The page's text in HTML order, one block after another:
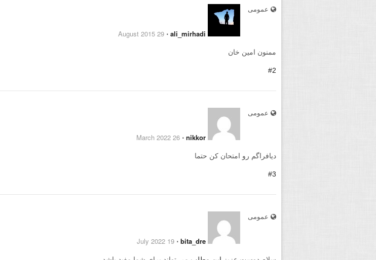
عمومی
ali_mirhadi
⋅
29 August 2015
ممنون امین خان
#2
عمومی
nikkor
⋅
26 March 2022
دیافراگم رو امتحان کن حتما
#3
عمومی
bita_dre
⋅
19 July 2022